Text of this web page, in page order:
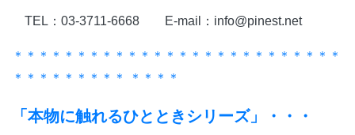
TEL：03-3711-6668 E-mail：info@pinest.net
＊＊＊＊＊＊＊＊＊＊＊＊＊＊＊＊＊＊＊＊＊＊＊＊＊＊
＊＊＊＊＊＊＊＊＊ ＊＊＊＊
「本物に触れるひとときシリーズ」・・・